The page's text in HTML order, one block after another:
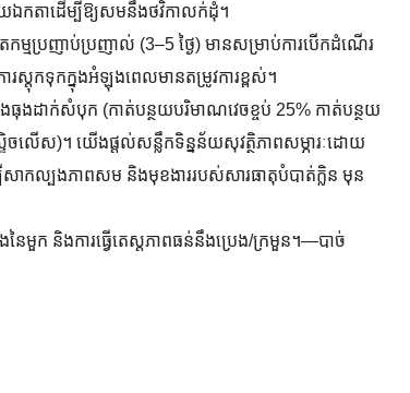
កតាដើម្បីឱ្យសមនឹងថវិកាលក់ដុំ។
កម្មប្រញាប់ប្រញាល់ (3–5 ថ្ងៃ) មានសម្រាប់ការបើកដំណើរ
ស្តុកទុកក្នុងអំឡុងពេលមានតម្រូវការខ្ពស់។
ងធុងដាក់សំបុក (កាត់បន្ថយបរិមាណវេចខ្ចប់ 25% កាត់បន្ថយ
ទិចលើស)។ យើងផ្តល់សន្លឹកទិន្នន័យសុវត្ថិភាពសម្ភារៈដោយ
សាកល្បងភាពសម និងមុខងាររបស់សារធាតុបំបាត់ក្លិន មុន
ៃមួក និងការធ្វើតេស្តភាពធន់នឹងប្រេង/ក្រមួន។—បាច់